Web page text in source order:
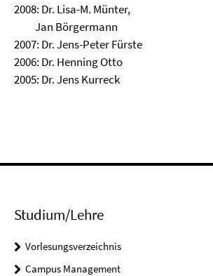
2008: Dr. Lisa-M. Münter,
Jan Börgermann
2007: Dr. Jens-Peter Fürste
2006: Dr. Henning Otto
2005: Dr. Jens Kurreck
Studium/Lehre
Vorlesungsverzeichnis
Campus Management